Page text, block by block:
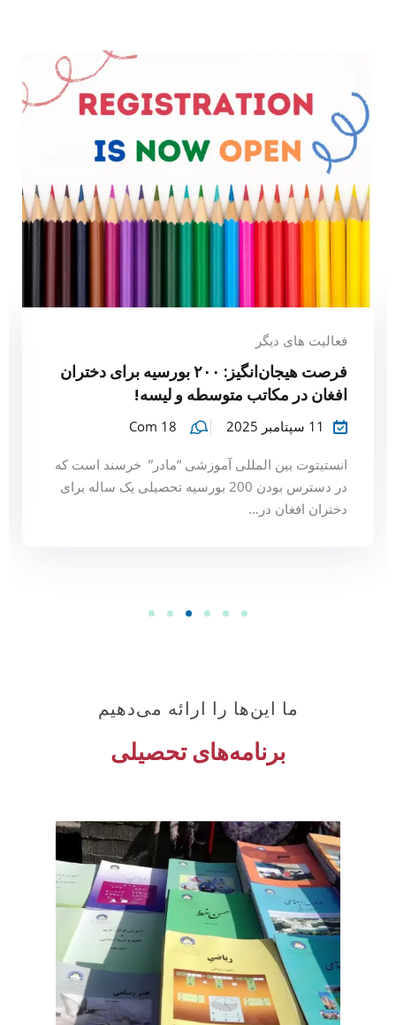
فعالیت های دیگر
فرصت هیجان‌انگیز: ۲۰۰ بورسیه برای دختران
افغان در مکاتب متوسطه و لیسه!
11 سپتامبر 2025
انستیتوت بین المللی آموزشی “مادر” خرسند است که
در دسترس بودن 200 بورسیه تحصیلی یک ساله برای
دختران افغان در…
ما این‌ها را ارائه می‌دهیم
برنامه‌های تحصیلی